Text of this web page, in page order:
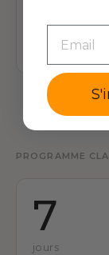
poissons et
cuisson
commande
PROGRAMME
7
jours